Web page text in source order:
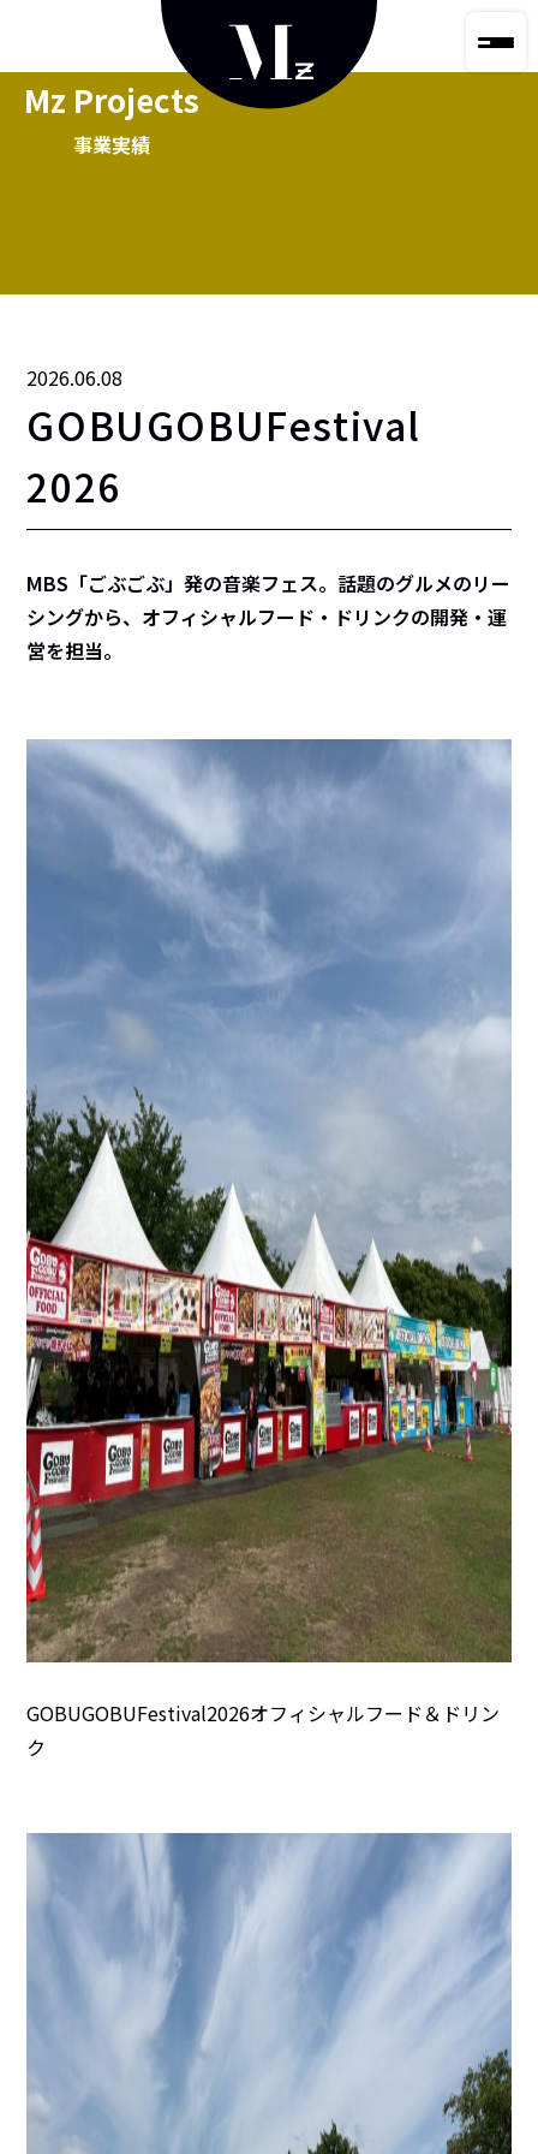
ファクトシート プライバシーポリシー サイトマップ
Mz Projects
事業実績
2026.06.08
GOBUGOBUFestival
2026
MBS「ごぶごぶ」発の音楽フェス。話題のグルメのリー
シングから、オフィシャルフード・ドリンクの開発・運
営を担当。
GOBUGOBUFestival2026オフィシャルフード＆ドリン
ク